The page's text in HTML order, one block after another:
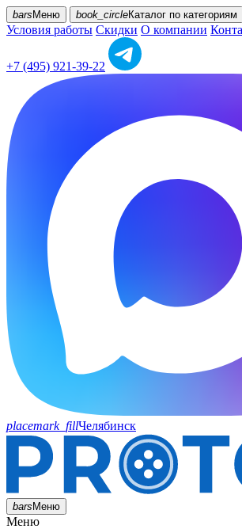
bars Меню book_circleКаталог по категориям
Условия работы Скидки О компании
+7 (495) 921-39-22
placemark_fillЧелябинск
barsМеню
Меню